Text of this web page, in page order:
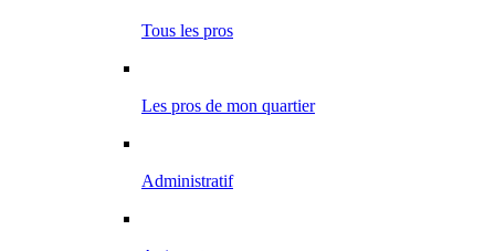
Tous les pros
Les pros de mon quartier
Administratif